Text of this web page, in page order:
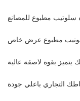
سلوتيب مطبوع للمصانع
مطبوع عرض خاص
بقوة لاصقة عالية
التجاري باعلي جودة